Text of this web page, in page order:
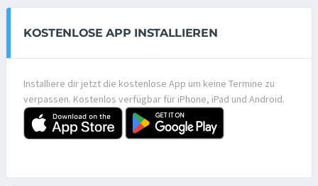
KOSTENLOSE APP INSTALLIEREN
Installiere dir jetzt die kostenlose App um keine Termine zu
verpassen. Kostenlos verfügbar für iPhone, iPad und Android.